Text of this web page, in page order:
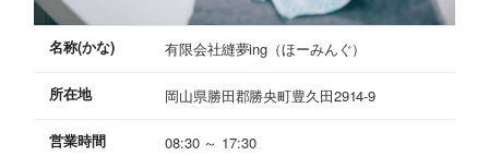
名称(かな) 有限会社縫夢ing（ほーみんぐ）
所在地 岡山県勝田郡勝央町豊久田2914-9
営業時間
08:30 ～ 17:30